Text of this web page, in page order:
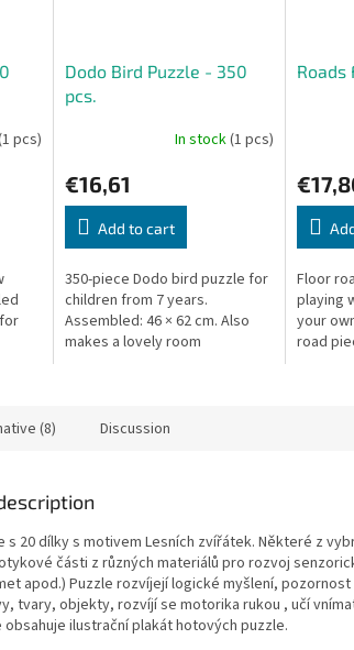
pcs)
Dodo Bird Puzzle - 350
pcs.
In stock(1 pcs)
€16,61
Add to cart
350-piece Dodo bird puzzle for
children from 7 years.
Assembled: 46 × 62 cm. Also
makes a lovely room
Roads
Floor
playing
your
road
(8) Discussion
20 dílky s motivem Lesních zvířátek. Některé z
části z různých materiálů pro rozvoj
apod.) Puzzle rozvíjejí logické myšlení,
tvary, objekty, rozvíjí se motorika rukou , učí
ilustrační plakát hotových puzzle.